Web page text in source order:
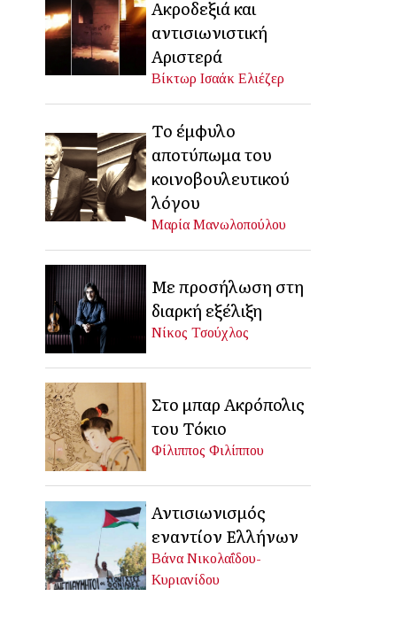
Ακροδεξιά και
αντισιωνιστική
Αριστερά
Βίκτωρ Ισαάκ Ελιέζερ
Το έμφυλο
αποτύπωμα του
κοινοβουλευτικού
λόγου
Μαρία Μανωλοπούλου
Με προσήλωση στη
διαρκή εξέλιξη
Νίκος Τσούχλος
Στο μπαρ Ακρόπολις
του Τόκιο
Φίλιππος Φιλίππου
Αντισιωνισμός
εναντίον Ελλήνων
Βάνα Νικολαΐδου-
Κυριανίδου